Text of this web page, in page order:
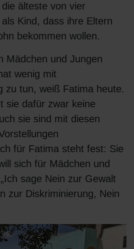
älteste von vier
Kind, dass ihre Eltern
bekommen wollen.
Mädchen und Jungen
wenig mit
zu tun, weiß Fatima heute.
sie dafür zwar keine
sie sind mit diesen
für Fatima steht fest: Sie
sich für Mädchen und
sage Nein zur Gewalt
zur Diskriminierung, Nein